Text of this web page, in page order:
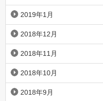
2019年1月
2018年12月
2018年11月
2018年10月
2018年9月